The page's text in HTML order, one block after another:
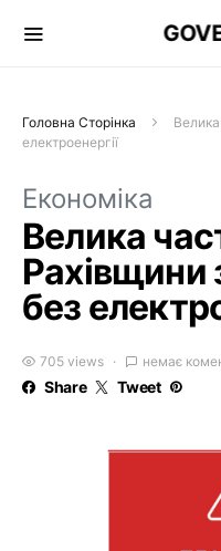
Головна Сторінка
електроенергії
Економіка
Велика
Рахівщини
без
705 views немає
Share Tweet